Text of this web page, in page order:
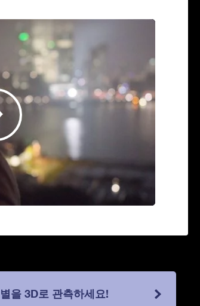
별을 3D로 관측하세요!